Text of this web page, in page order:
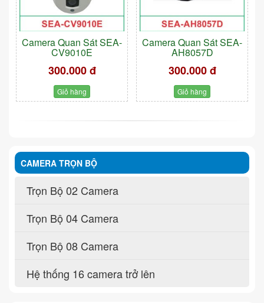
Camera Quan Sát SEA-
CV9010E
300.000 đ
Giỏ hàng
Camera Quan Sát SEA-
AH8057D
300.000 đ
Giỏ hàng
CAMERA TRỌN BỘ
Trọn Bộ 02 Camera
Trọn Bộ 04 Camera
Trọn Bộ 08 Camera
Hệ thống 16 camera trở lên